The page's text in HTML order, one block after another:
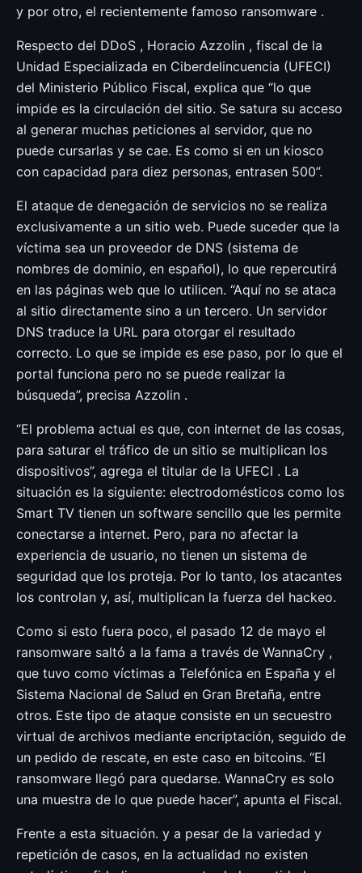
y por otro, el recientemente famoso ransomware .
Respecto del DDoS , Horacio Azzolin , fiscal de la
Unidad Especializada en Ciberdelincuencia (UFECI)
del Ministerio Público Fiscal, explica que “lo que
impide es la circulación del sitio. Se satura su acceso
al generar muchas peticiones al servidor, que no
puede cursarlas y se cae. Es como si en un kiosco
con capacidad para diez personas, entrasen 500”.
El ataque de denegación de servicios no se realiza
exclusivamente a un sitio web. Puede suceder que la
víctima sea un proveedor de DNS (sistema de
nombres de dominio, en español), lo que repercutirá
en las páginas web que lo utilicen. “Aquí no se ataca
al sitio directamente sino a un tercero. Un servidor
DNS traduce la URL para otorgar el resultado
correcto. Lo que se impide es ese paso, por lo que el
portal funciona pero no se puede realizar la
búsqueda”, precisa Azzolin .
“El problema actual es que, con internet de las cosas,
para saturar el tráfico de un sitio se multiplican los
dispositivos”, agrega el titular de la UFECI . La
situación es la siguiente: electrodomésticos como los
Smart TV tienen un software sencillo que les permite
conectarse a internet. Pero, para no afectar la
experiencia de usuario, no tienen un sistema de
seguridad que los proteja. Por lo tanto, los atacantes
los controlan y, así, multiplican la fuerza del hackeo.
Como si esto fuera poco, el pasado 12 de mayo el
ransomware saltó a la fama a través de WannaCry ,
que tuvo como víctimas a Telefónica en España y el
Sistema Nacional de Salud en Gran Bretaña, entre
otros. Este tipo de ataque consiste en un secuestro
virtual de archivos mediante encriptación, seguido de
un pedido de rescate, en este caso en bitcoins. “El
ransomware llegó para quedarse. WannaCry es solo
una muestra de lo que puede hacer”, apunta el Fiscal.
Frente a esta situación. y a pesar de la variedad y
repetición de casos, en la actualidad no existen